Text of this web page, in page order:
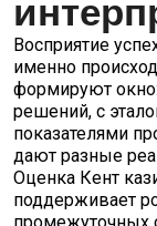
Восприятие
именно
формируют
решений, с
показателями
дают разные
Оценка Кент
поддерживает